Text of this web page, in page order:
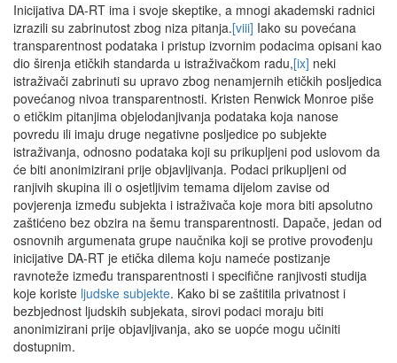
Inicijativa DA-RT ima i svoje skeptike, a mnogi akademski radnici
izrazili su zabrinutost zbog niza pitanja.[viii] Iako su povećana
transparentnost podataka i pristup izvornim podacima opisani kao
dio širenja etičkih standarda u istraživačkom radu,[ix] neki
istraživači zabrinuti su upravo zbog nenamjernih etičkih posljedica
povećanog nivoa transparentnosti. Kristen Renwick Monroe piše
o etičkim pitanjima objelodanjivanja podataka koja nanose
povredu ili imaju druge negativne posljedice po subjekte
istraživanja, odnosno podataka koji su prikupljeni pod uslovom da
će biti anonimizirani prije objavljivanja. Podaci prikupljeni od
ranjivih skupina ili o osjetljivim temama dijelom zavise od
povjerenja između subjekta i istraživača koje mora biti apsolutno
zaštićeno bez obzira na šemu transparentnosti. Dapače, jedan od
osnovnih argumenata grupe naučnika koji se protive provođenju
inicijative DA-RT je etička dilema koju nameće postizanje
ravnoteže između transparentnosti i specifične ranjivosti studija
koje koriste ljudske subjekte. Kako bi se zaštitila privatnost i
bezbjednost ljudskih subjekata, sirovi podaci moraju biti
anonimizirani prije objavljivanja, ako se uopće mogu učiniti
dostupnim.